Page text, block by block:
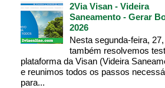
2Via Visan - Videira
Saneamento - Gerar
2026
Nesta segunda-feira,
também resolvemos
plataforma da Visan (Videira
e reunimos todos os passos
para...